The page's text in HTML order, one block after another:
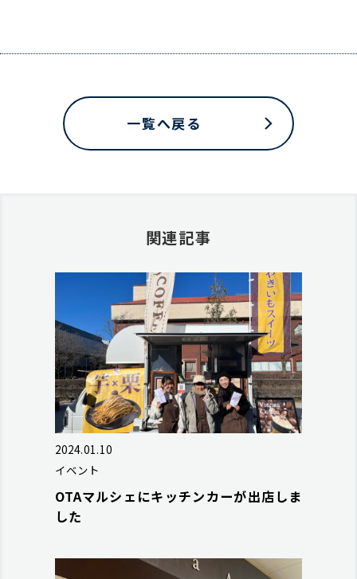
一覧へ戻る
関連記事
2024.01.10
イベント
OTAマルシェにキッチンカーが出店しま
した